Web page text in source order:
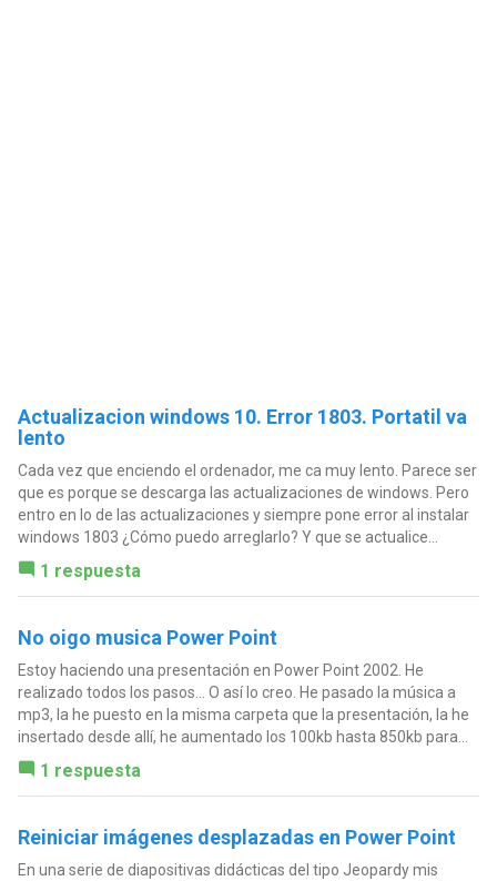
Actualizacion windows 10. Error 1803. Portatil va
lento
Cada vez que enciendo el ordenador, me ca muy lento. Parece ser
que es porque se descarga las actualizaciones de windows. Pero
entro en lo de las actualizaciones y siempre pone error al instalar
windows 1803 ¿Cómo puedo arreglarlo? Y que se actualice...
1 respuesta
No oigo musica Power Point
Estoy haciendo una presentación en Power Point 2002. He
realizado todos los pasos... O así lo creo. He pasado la música a
mp3, la he puesto en la misma carpeta que la presentación, la he
insertado desde allí, he aumentado los 100kb hasta 850kb para...
1 respuesta
Reiniciar imágenes desplazadas en Power Point
En una serie de diapositivas didácticas del tipo Jeopardy mis